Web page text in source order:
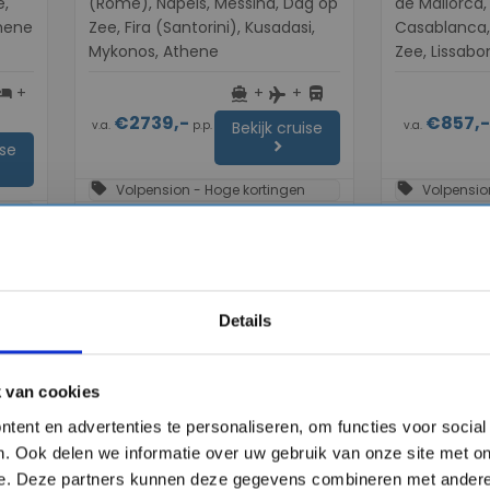
Details
van cookies
en advertenties te personaliseren, om functies voor
Ook delen we informatie over uw gebruik van onze site met
Deze partners kunnen deze gegevens combineren met
+
Zee, Fira (Santorini), Kusadasi,
Mykonos, Athene
v.a.€2739,- p.p.
directions_boat + flight + directions_bus
Bekijk cruise
chevron_right
sell Volpension - Hoge kortingen
Zee,
v.a.€857,-
sell
chevron_right chevron_right